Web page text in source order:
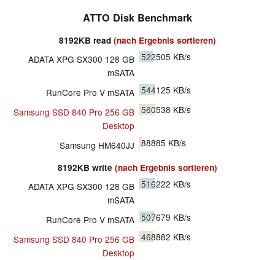
ATTO Disk Benchmark
8192KB read (nach Ergebnis sortieren)
ADATA XPG SX300 128 GB
mSATA
522505 KB/s
RunCore Pro V mSATA 544125 KB/s
Samsung SSD 840 Pro 256 GB
Desktop
560538 KB/s
Samsung HM640JJ 88885 KB/s
8192KB write (nach Ergebnis sortieren)
ADATA XPG SX300 128 GB
mSATA
516222 KB/s
RunCore Pro V mSATA 507679 KB/s
Samsung SSD 840 Pro 256 GB
Desktop
468882 KB/s